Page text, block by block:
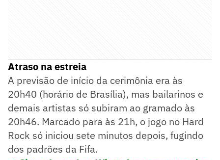
Atraso na estreia
A previsão de início da cerimônia era às
20h40 (horário de Brasília), mas bailarinos e
demais artistas só subiram ao gramado às
20h46. Marcado para às 21h, o jogo no Hard
Rock só iniciou sete minutos depois, fugindo
dos padrões da Fifa.